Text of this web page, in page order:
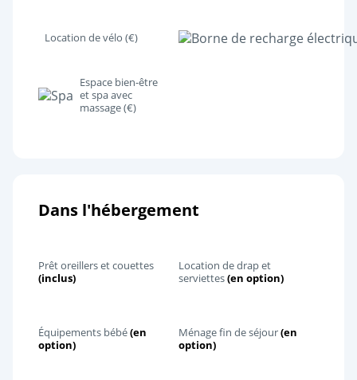
Location de vélo (€)
Espace bien-être
et spa avec
massage (€)
Dans l'hébergement
Prêt oreillers et couettes
(inclus)
Location de drap et
serviettes(en option)
Équipements bébé(en
option)
Ménage fin de séjour(en
option)